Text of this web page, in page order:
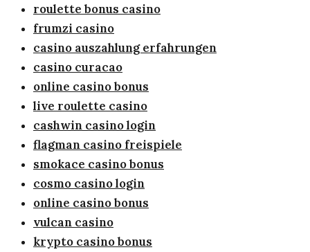
roulette bonus casino
frumzi casino
casino auszahlung erfahrungen
casino curacao
online casino bonus
live roulette casino
cashwin casino login
flagman casino freispiele
smokace casino bonus
cosmo casino login
online casino bonus
vulcan casino
krypto casino bonus